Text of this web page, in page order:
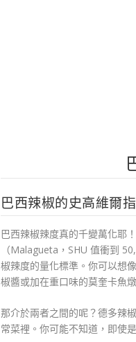
巴西辣椒的史高維爾
巴西辣椒辣度真的千變萬化耶
（Malagueta，SHU 值衝到
椒辣度的量化標準。你可以想
椒醬或加在重口味的莫奎卡魚
那介於兩者之間的呢？德多辣
常菜裡。你可能不知道，即使